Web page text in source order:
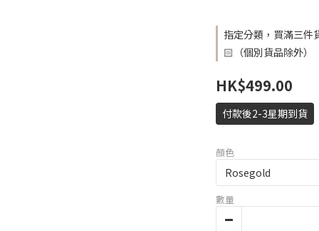
指定分類，買滿三件
🏻（個別貨品除外）
HK$499.00
付款後2-3星期到貨
顏色
數量